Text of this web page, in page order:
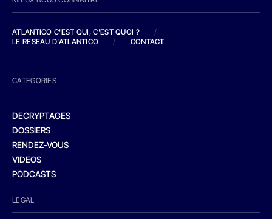
ATLANTICO C'EST QUI, C'EST QUOI ?
/
LE RESEAU D'ATLANTICO
/ CONTACT
CATEGORIES
DECRYPTAGES
DOSSIERS
RENDEZ-VOUS
VIDEOS
PODCASTS
LEGAL